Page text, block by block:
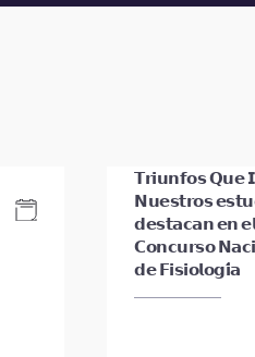
𝗧𝗿𝗶𝘂𝗻𝗳𝗼𝘀 𝗤𝘂𝗲
𝗡𝘂𝗲𝘀𝘁𝗿𝗼𝘀
𝗱𝗲𝘀𝘁𝗮𝗰𝗮𝗻 𝗲𝗻
𝗖𝗼𝗻𝗰𝘂𝗿𝘀𝗼
𝗱𝗲 𝗙𝗶𝘀𝗶𝗼𝗹𝗼𝗴𝗶́𝗮